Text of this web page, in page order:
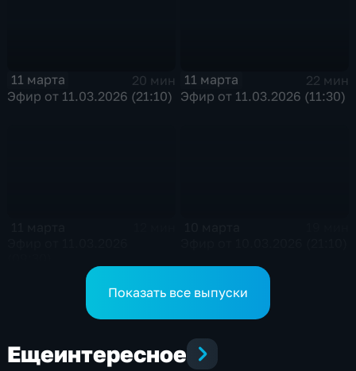
11 марта
20 мин
Эфир от 11.03.2026 (21:10)
11 марта
22 мин
Эфир от 11.03.2026 (11:30)
Показать все выпуски
Ещеинтересное